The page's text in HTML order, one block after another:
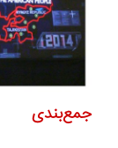
جمع‌بندی